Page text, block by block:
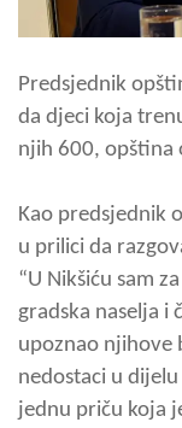
Predsjednik
da djeci koja
njih 600, opština
Kao predsjednik
u prilici da
“U Nikšiću sam
gradska naselja i
upoznao njihove
nedostaci u
jednu priču koja